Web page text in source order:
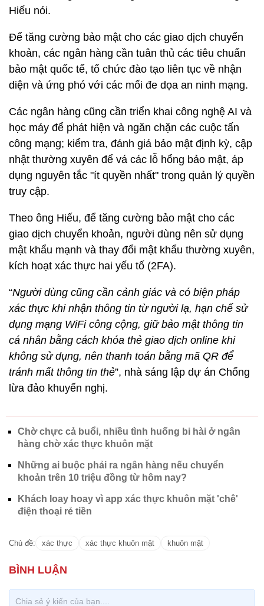
Hiếu nói.
Để tăng cường bảo mật cho các giao dịch chuyển
khoản, các ngân hàng cần tuân thủ các tiêu chuẩn
bảo mật quốc tế, tổ chức đào tạo liên tục về nhận
diện và ứng phó với các mối đe dọa an ninh mạng.
Các ngân hàng cũng cần triển khai công nghệ AI và
học máy để phát hiện và ngăn chặn các cuộc tấn
công mạng; kiểm tra, đánh giá bảo mật định kỳ, cập
nhật thường xuyên để vá các lỗ hổng bảo mật, áp
dụng nguyên tắc "ít quyền nhất" trong quản lý quyền
truy cập.
Theo ông Hiếu, để tăng cường bảo mật cho các
giao dịch chuyển khoản, người dùng nên sử dụng
mật khẩu mạnh và thay đổi mật khẩu thường xuyên,
kích hoạt xác thực hai yếu tố (2FA).
“Người dùng cũng cần cảnh giác và có biện pháp
xác thực khi nhận thông tin từ người lạ, hạn chế sử
dụng mạng WiFi công cộng, giữ bảo mật thông tin
cá nhân bằng cách khóa thẻ giao dịch online khi
không sử dụng, nên thanh toán bằng mã QR để
tránh mất thông tin thẻ”, nhà sáng lập dự án Chống
lừa đảo khuyến nghị.
Chờ chực cả buổi, nhiều tình huống bi hài ở ngân
hàng chờ xác thực khuôn mặt
Những ai buộc phải ra ngân hàng nếu chuyển
khoản trên 10 triệu đồng từ hôm nay?
Khách loay hoay vì app xác thực khuôn mặt 'chê'
điện thoại rẻ tiền
Chủ đề: xác thực xác thực khuôn mặt khuôn mặt